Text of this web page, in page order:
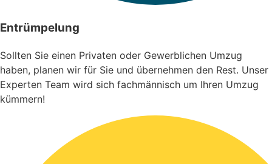
Entrümpelung
Sollten Sie einen Privaten oder Gewerblichen Umzug
haben, planen wir für Sie und übernehmen den Rest. Unser
Experten Team wird sich fachmännisch um Ihren Umzug
kümmern!